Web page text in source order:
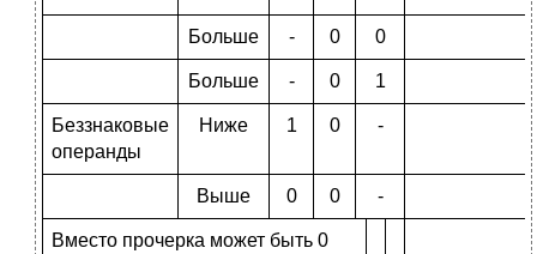
Больше - 0 0
Больше - 0 1
Беззнаковые
операнды
Ниже 1 0 -
Выше 0 0 -
Вместо прочерка может быть 0